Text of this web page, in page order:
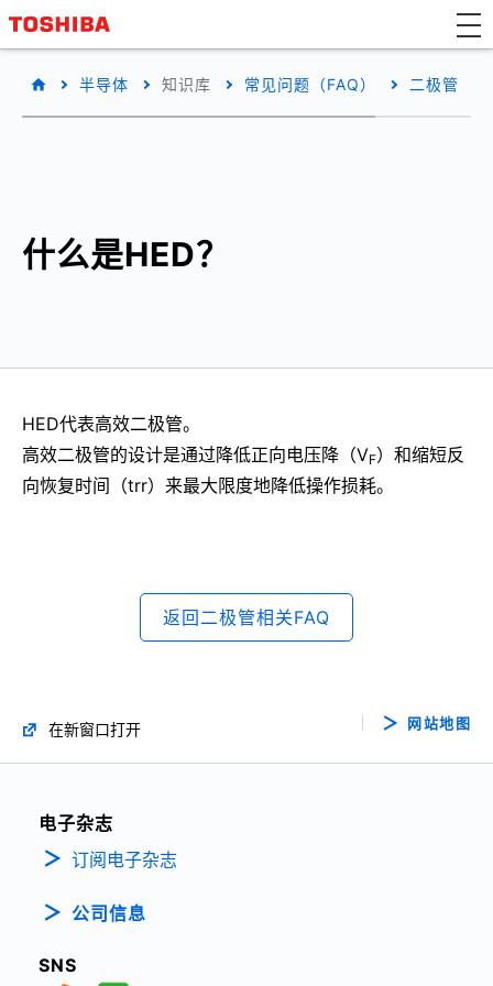
半导体 知识库 常见问题（FAQ） 二极管
什么是HED？
HED代表高效二极管。
高效二极管的设计是通过降低正向电压降（VF）和缩短反
向恢复时间（trr）来最大限度地降低操作损耗。
返回二极管相关FAQ
在新窗口打开 网站地图
电子杂志
订阅电子杂志
公司信息
SNS